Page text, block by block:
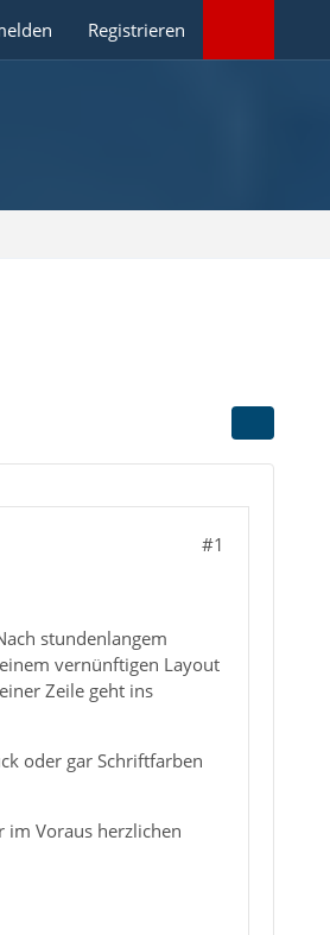
Registrieren
#1
stundenlangem
vernünftigen Layout
Zeile geht ins
oder gar Schriftfarben
im Voraus herzlichen